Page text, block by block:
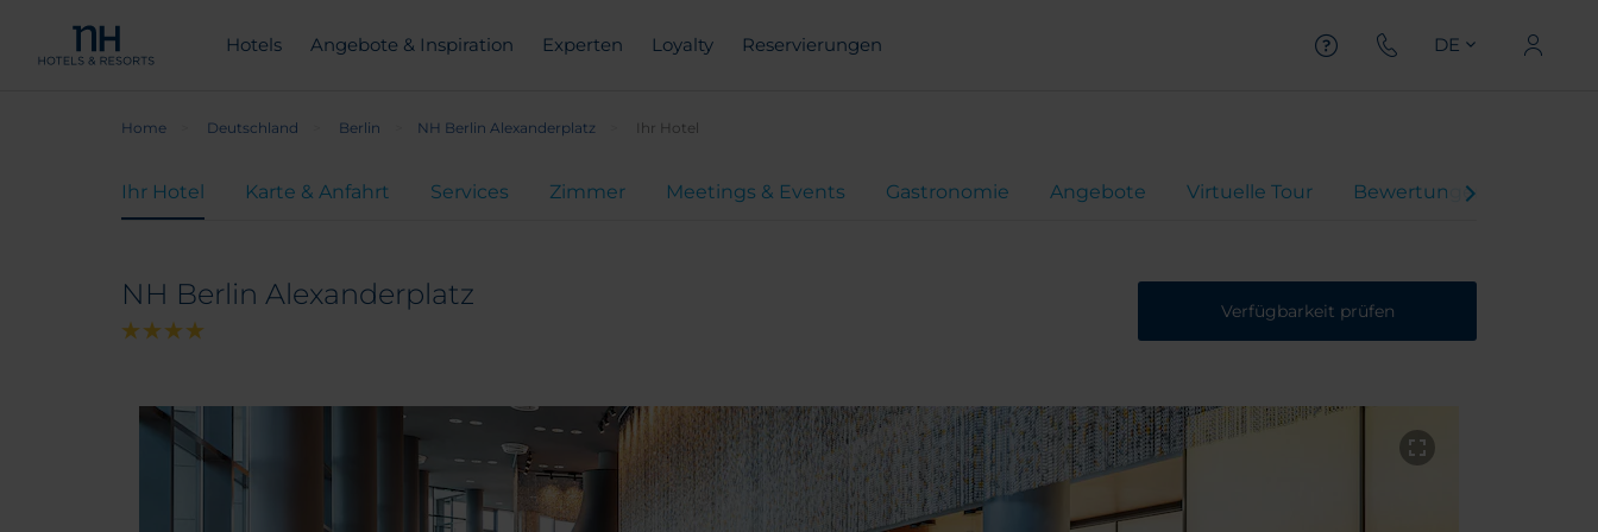
Hotels Angebote & Inspiration Experten Loyalty Reservierungen DE
Home Deutschland Berlin NH Berlin Alexanderplatz Ihr Hotel
Ihr Hotel Karte & Anfahrt Services Zimmer Meetings & Events Gastronomie Angebote Virtuelle Tour Bewertungen
NH Berlin Alexanderplatz Verfügbarkeit prüfen